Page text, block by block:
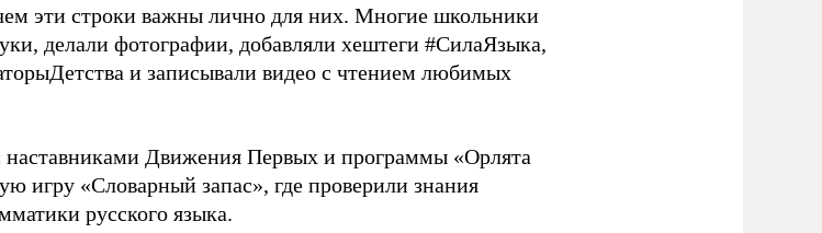
эти строки важны лично для них. Многие школьники
делали фотографии, добавляли хештеги #СилаЯзыка,
и записывали видео с чтением любимых
наставниками Движения Первых и программы «Орлята
игру «Словарный запас», где проверили знания
русского языка.